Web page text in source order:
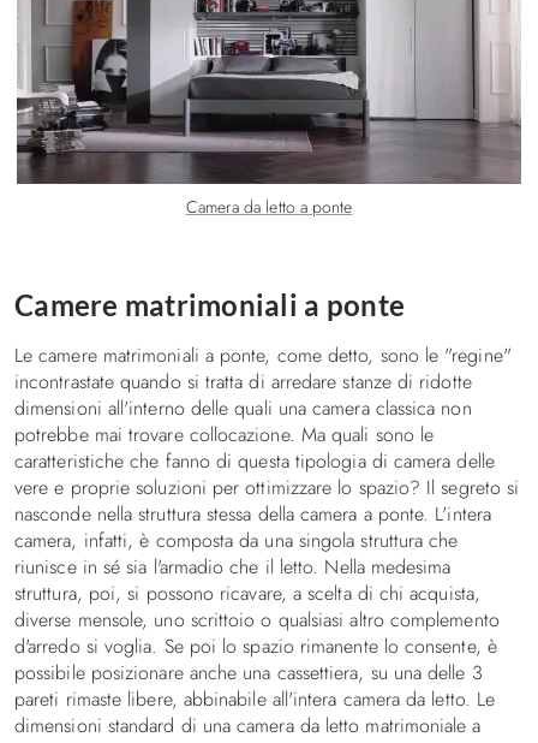
Camera da letto a ponte
Camere matrimoniali a ponte
Le camere matrimoniali a ponte, come detto, sono le "regine"
incontrastate quando si tratta di arredare stanze di ridotte
dimensioni all'interno delle quali una camera classica non
potrebbe mai trovare collocazione. Ma quali sono le
caratteristiche che fanno di questa tipologia di camera delle
vere e proprie soluzioni per ottimizzare lo spazio? Il segreto si
nasconde nella struttura stessa della camera a ponte. L'intera
camera, infatti, è composta da una singola struttura che
riunisce in sé sia l'armadio che il letto. Nella medesima
struttura, poi, si possono ricavare, a scelta di chi acquista,
diverse mensole, uno scrittoio o qualsiasi altro complemento
d'arredo si voglia. Se poi lo spazio rimanente lo consente, è
possibile posizionare anche una cassettiera, su una delle 3
pareti rimaste libere, abbinabile all'intera camera da letto. Le
dimensioni standard di una camera da letto matrimoniale a